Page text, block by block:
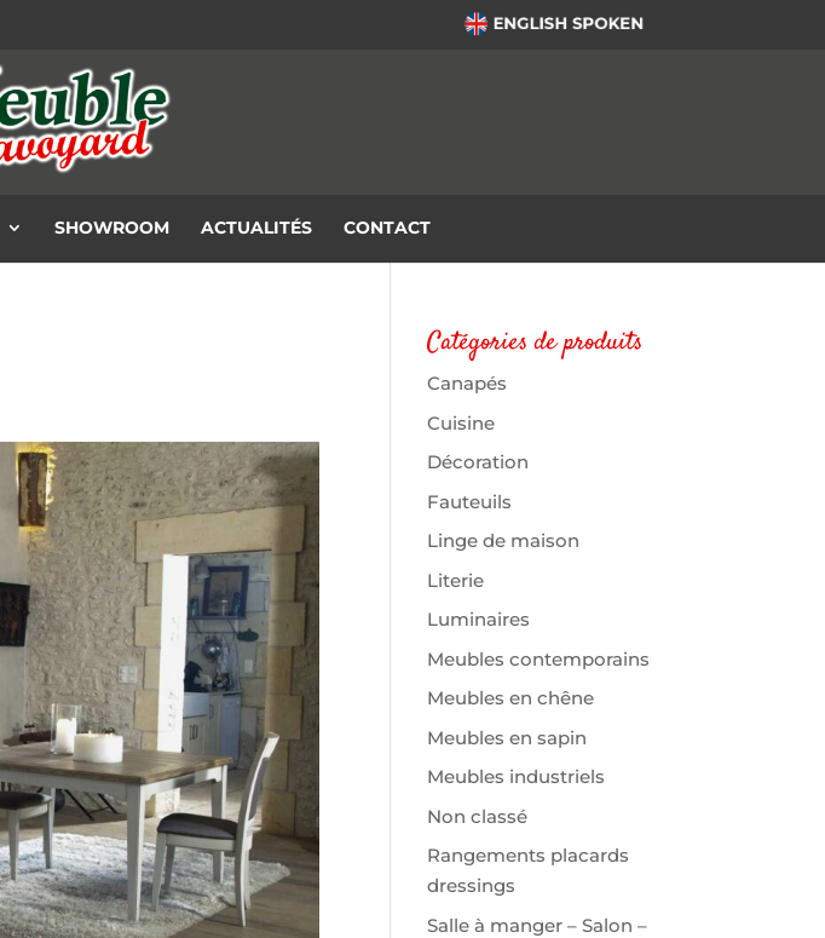
SHOWROOM ACTUALITÉS CONTACT
Catégories de produits
Canapés
Cuisine
Décoration
Fauteuils
Linge de maison
Literie
Luminaires
Meubles contemporains
Meubles en chêne
Meubles en sapin
Meubles industriels
Non classé
Rangements placards
dressings
Salle à manger – Salon –